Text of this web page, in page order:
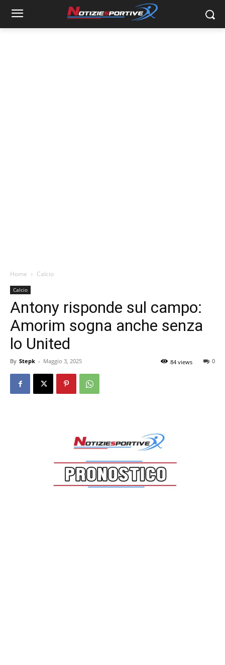
Home Calcio
Calcio
Antony risponde sul campo:
Amorim sogna anche senza
lo United
By Stepk - Maggio 3, 2025 0
84 views